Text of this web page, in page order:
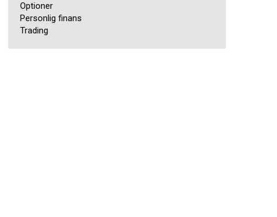
Optioner
Personlig finans
Trading